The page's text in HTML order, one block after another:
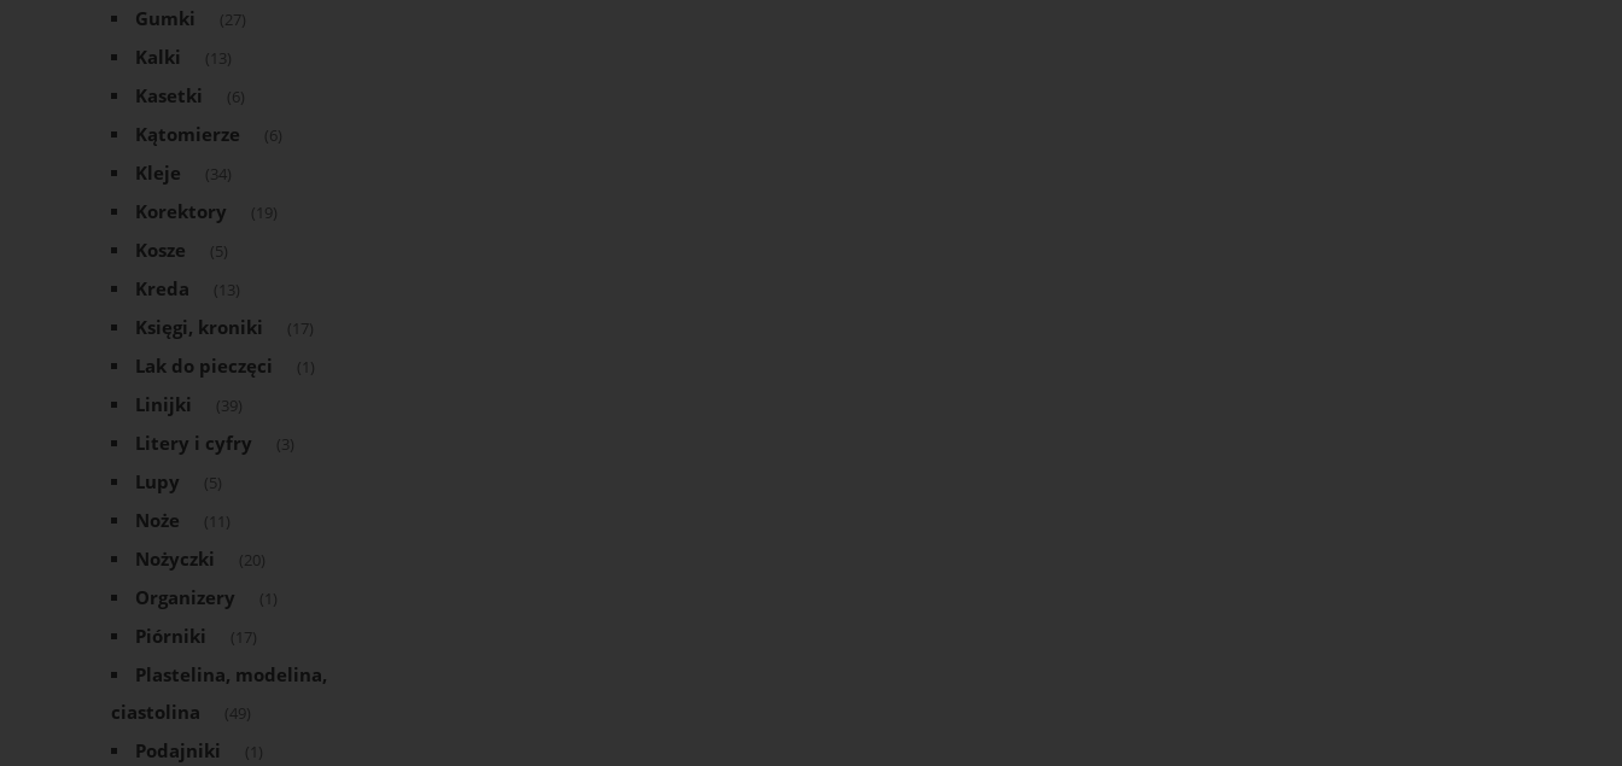
Gumki (27)
Kalki (13)
Kasetki (6)
Kątomierze (6)
Kleje (34)
Korektory (19)
Kosze (5)
Kreda (13)
Księgi, kroniki (17)
Lak do pieczęci (1)
Linijki (39)
Litery i cyfry (3)
Lupy (5)
Noże (11)
Nożyczki (20)
Organizery (1)
Piórniki (17)
Plastelina, modelina,
ciastolina
(49)
Podajniki (1)